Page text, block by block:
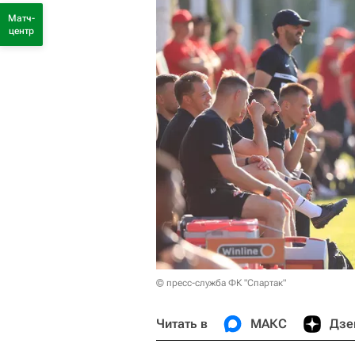
© пресс-служба ФК "Спартак"
Читать в МАКС
Матч-
центр